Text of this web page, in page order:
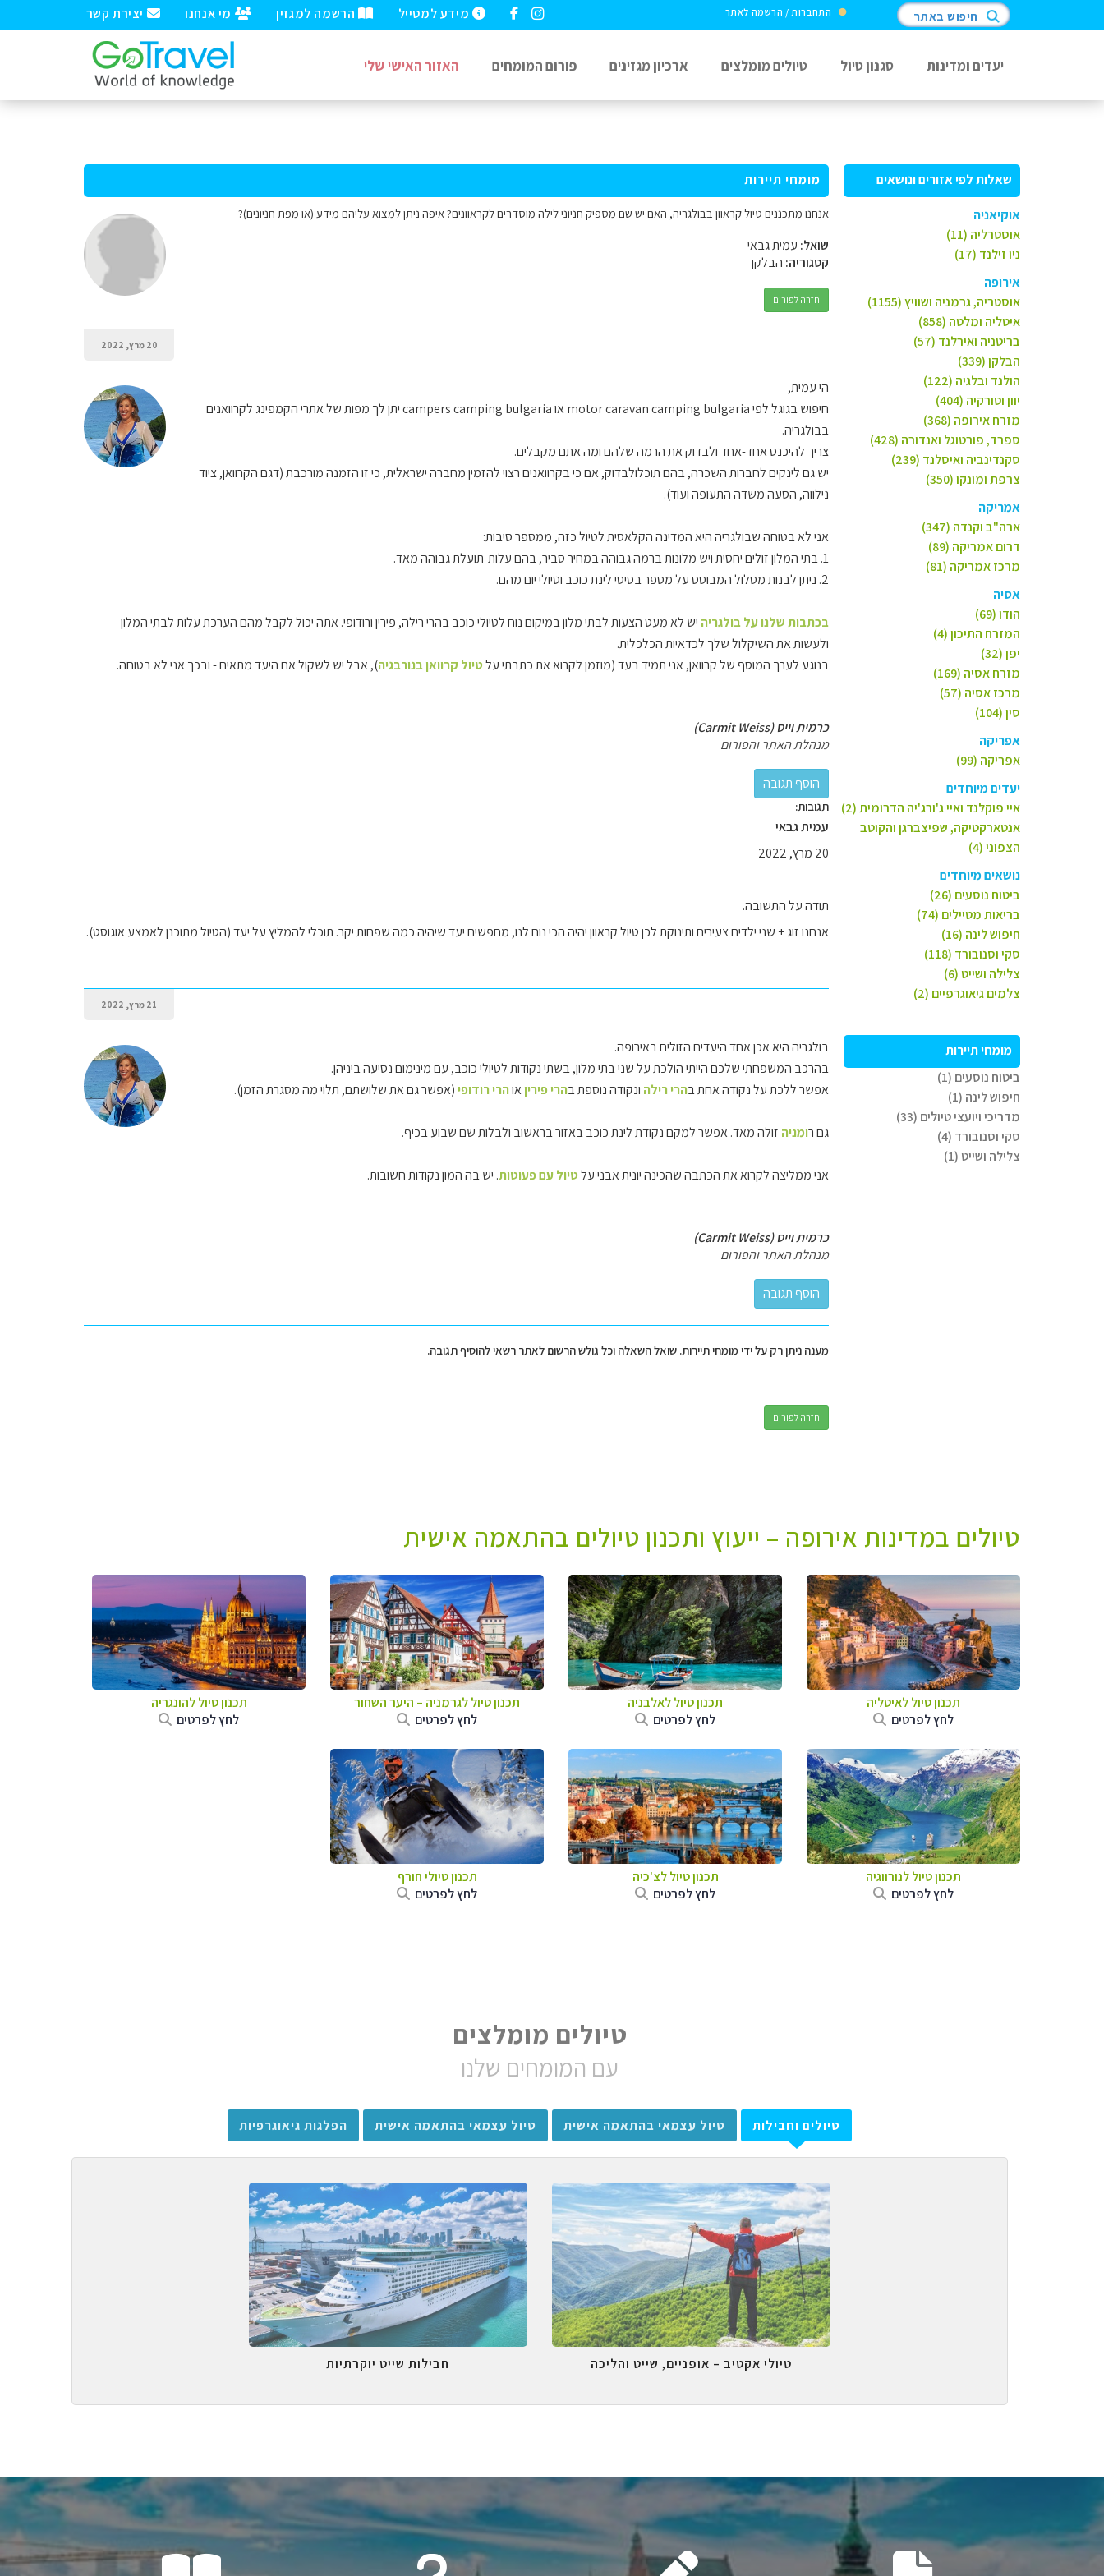
יצירת קשר מי אנחנו הרשמה למגזין מידע למטייל התחברות / הרשמה לאתר חיפוש באתר
יעדים ומדינות סגנון טיול טיולים מומלצים ארכיון מגזינים פורום המומחים האזור האישי שלי
שאלות לפי אזורים ונושאים
אוקיאניה
אוסטרליה (11)
ניו זילנד (17)
אירופה
אוסטריה, גרמניה ושוויץ (1155)
איטליה ומלטה (858)
בריטניה ואירלנד (57)
הבלקן (339)
הולנד ובלגיה (122)
יוון וטורקיה (404)
מזרח אירופה (368)
ספרד, פורטוגל ואנדורה (428)
סקנדינביה ואיסלנד (239)
צרפת ומונקו (350)
אמריקה
ארה"ב וקנדה (347)
דרום אמריקה (89)
מרכז אמריקה (81)
אסיה
הודו (69)
המזרח התיכון (4)
יפן (32)
מזרח אסיה (169)
מרכז אסיה (57)
סין (104)
אפריקה
אפריקה (99)
יעדים מיוחדים
איי פוקלנד ואיי ג'ורג'יה הדרומית (2)
אנטארקטיקה, שפיצברגן והקוטב
הצפוני (4)
נושאים מיוחדים
ביטוח נוסעים (26)
בריאות מטיילים (74)
חיפוש לינה (16)
סקי וסנובורד (118)
צלילה ושייט (6)
צלמים גיאוגרפיים (2)
מומחי תיירות
ביטוח נוסעים (1)
חיפוש לינה (1)
מדריכי ויועצי טיולים (33)
סקי וסנובורד (4)
צלילה ושייט (1)
מומחי תיירות
אנחנו מתכננים טיול קראוון בבולגריה, האם יש שם מספיק חניוני לילה מוסדרים לקראוונים? איפה ניתן למצוא עליהם מידע (או מפת חניונים)?
שואל: עמית גבאי
קטגוריה: הבלקן
חזרה לפורום
20 מרץ, 2022
הי עמית,
חיפוש בגוגל לפיmotor caravan camping bulgariaאו
campers camping bulgaria יתן לך מפות של אתרי הקמפינג לקרוואנים
בבולגריה.
צריך להיכנס אחד-אחד ולבדוק את הרמה שלהם ומה אתם מקבלים.
יש גם לינקים לחברות השכרה, בהם תוכלולבדוק, אם כי בקרוואנים רצוי להזמין מחברה ישראלית, כי זו הזמנה מורכבת (דגם הקרוואן, ציוד
נילווה, הסעה משדה התעופה ועוד).
אני לא בטוחה שבולגריה היא המדינה הקלאסית לטיול כזה, ממספר סיבות:
1. בתי המלון זולים יחסית ויש מלונות ברמה גבוהה במחיר סביר, בהם עלות-תועלת גבוהה מאד.
2. ניתן לבנות מסלול המבוסס על מספר בסיסי לינת כוכב וטיולי יום מהם.
בכתבות שלנו על בולגריה יש לא מעט הצעות לבתי מלון במיקום נוח לטיולי כוכב בהרי רילה, פירין ורודופי. אתה יכול לקבל מהם הערכת עלות לבתי המלון
ולעשות את השיקלול שלך לכדאיות הכלכלית.
בנוגע לערך המוסף של קרוואן, אני תמיד בעד (מוזמן לקרוא את כתבתי עלטיול קרוואן בנורבגיה), אבל יש לשקול אם היעד מתאים - ובכך אני לא בטוחה.
כרמית וייס (Carmit Weiss)
מנהלת האתר והפורום
תגובות:
עמית גבאי
20 מרץ, 2022
תודה על התשובה.
אנחנו זוג + שני ילדים צעירים ותינוקת לכן טיול קראוון יהיה הכי נוח לנו, מחפשים יעד שיהיה כמה שפחות יקר. תוכלי להמליץ על יעד (הטיול מתוכנן לאמצע אוגוסט).
21 מרץ, 2022
בולגריה היא אכן אחד היעדים הזולים באירופה.
בהרכב המשפחתי שלכם הייתי הולכת על שני בתי מלון, בשתי נקודות לטיולי כוכב, עם מינימום נסיעה ביניהן.
אפשר ללכת על נקודה אחת בהרי רילה ונקודה נוספת בהרי פיריןאוהרי רודופי (אפשר גם את שלושתם, תלוי מה מסגרת הזמן).
גם רומניה זולה מאד. אפשר למקם נקודת לינת כוכב באזור בראשוב ולבלות שם שבוע בכיף.
אני ממליצה לקרוא את הכתבה שהכינה יונית אבני עלטיול עם פעוטות. יש בה המון נקודות חשובות.
כרמית וייס (Carmit Weiss)
מנהלת האתר והפורום
מענה ניתן רק על ידי מומחי תיירות. שואל השאלה וכל גולש הרשום לאתר רשאי להוסיף תגובה.
חזרה לפורום
טיולים במדינות אירופה – ייעוץ ותכנון טיולים בהתאמה אישית
תכנון טיול לאיטליה
לחץ לפרטים
תכנון טיול לאלבניה
לחץ לפרטים
תכנון טיול לגרמניה – היער השחור
לחץ לפרטים
תכנון טיול להונגריה
לחץ לפרטים
תכנון טיול לנורווגיה
לחץ לפרטים
תכנון טיול לצ'כיה
לחץ לפרטים
תכנון טיולי חורף
לחץ לפרטים
טיולים מומלצים
עם המומחים שלנו
טיולים וחבילות טיול עצמאי בהתאמה אישית טיול עצמאי בהתאמה אישית הפלגות גיאוגרפיות
טיולי אקטיב – אופניים, שייט והליכה חבילות שייט יוקרתיות